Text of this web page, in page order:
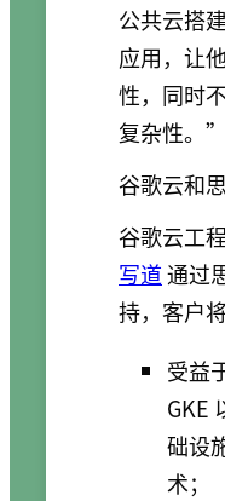
公共云搭
应用，让
性，同时
复杂性。”
谷歌云和
谷歌云工
写道通过
持，客户将
受益
GKE
础设
术；